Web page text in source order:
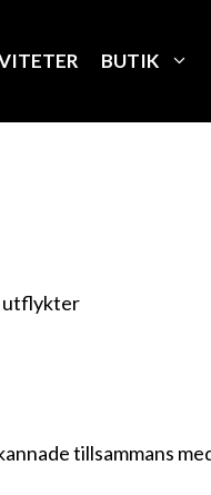
BUTIK
utflykter
tillsammans